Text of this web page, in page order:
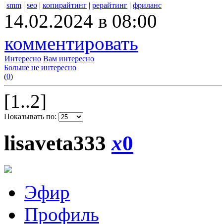
smm | seo | копирайтинг | рерайтинг | фриланс
14.02.2024 в 08:00
комментировать
Интересно Вам интересно
Больше не интересно
(0)
[1..2]
Показывать по:
lisaveta333x0
Эфир
Профиль